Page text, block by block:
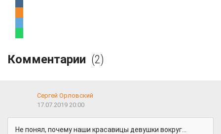
Комментарии (2)
Сергей Орловский
17.07.2019 20:00
Не понял, почему наши красавицы девушки вокруг...